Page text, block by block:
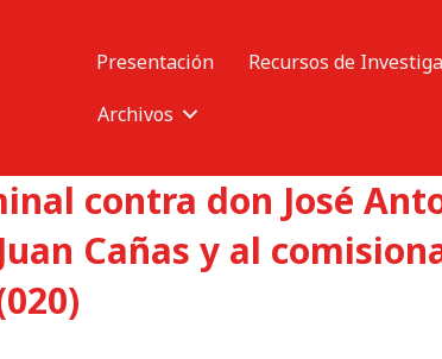
Presentación Recursos de
Archivos
contra don José
Cañas y al